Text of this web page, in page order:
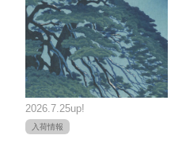
2026.7.25up!
入荷情報